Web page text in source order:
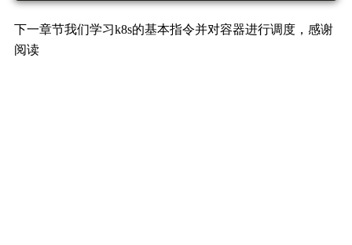
下一章节我们学习k8s的基本指令并对容器进行调度，感谢
阅读